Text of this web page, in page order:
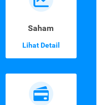
Saham
Lihat Detail